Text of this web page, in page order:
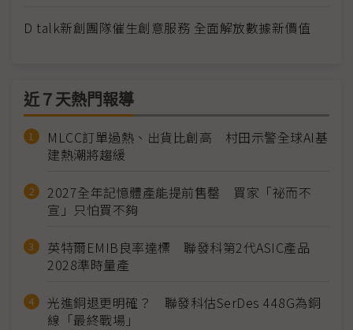
D talk新創團隊催生創意服務 全面解放數據新價值
近７天熱門報導
MLCC訂單過熱、出貨比創高 村田示警全球AI基
建熱潮將趨緩
2027全年記憶體產能提前售罄 買家「祕而不
宣」只怕買不夠
英特爾EMIB良率達標 聯發科第2代ASIC產品
2028準時量產
光進銅退更明確？ 聯發科估SerDes 448G為銅
線「最終戰場」